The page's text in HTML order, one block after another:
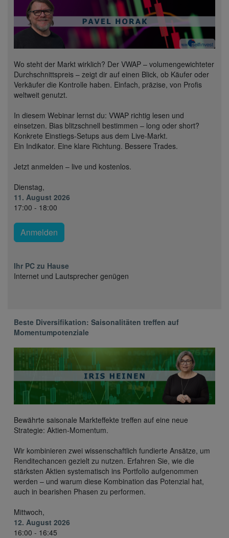
Wo steht der Markt wirklich? Der VWAP – volumengewichteter
Durchschnittspreis – zeigt dir auf einen Blick, ob Käufer oder
Verkäufer die Kontrolle haben. Einfach, präzise, von Profis
weltweit genutzt.
In diesem Webinar lernst du: VWAP richtig lesen und
einsetzen. Bias blitzschnell bestimmen – long oder short?
Konkrete Einstiegs-Setups aus dem Live-Markt.
Ein Indikator. Eine klare Richtung. Bessere Trades.
Jetzt anmelden – live und kostenlos.
Dienstag,
11. August 2026
17:00 - 18:00
Anmelden
Ihr PC zu Hause
Internet und Lautsprecher genügen
Beste Diversifikation: Saisonalitäten treffen auf
Momentumpotenziale
Bewährte saisonale Markteffekte treffen auf eine neue
Strategie: Aktien-Momentum.
Wir kombinieren zwei wissenschaftlich fundierte Ansätze, um
Renditechancen gezielt zu nutzen. Erfahren Sie, wie die
stärksten Aktien systematisch ins Portfolio aufgenommen
werden – und warum diese Kombination das Potenzial hat,
auch in bearishen Phasen zu performen.
Mittwoch,
12. August 2026
16:00 - 16:45